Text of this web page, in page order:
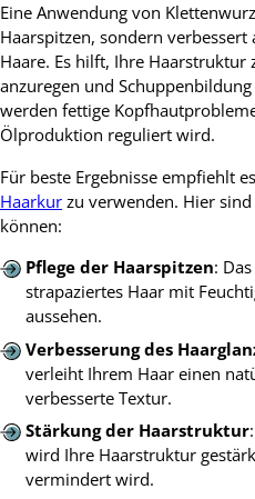
Eine Anwendung von
Haarspitzen, sondern
Haare. Es hilft, Ihre Haarstruktur
anzuregen und
werden fettige
Ölproduktion reguliert wird.
Für beste Ergebnisse empfiehlt
Haarkur zu verwenden. Hier
können:
Pflege der Haarspitzen:
strapaziertes Haar mit
aussehen.
Verbesserung des
verleiht Ihrem Haar einen
verbesserte Textur.
Stärkung der Haarstruktur
wird Ihre Haarstruktur
vermindert wird.